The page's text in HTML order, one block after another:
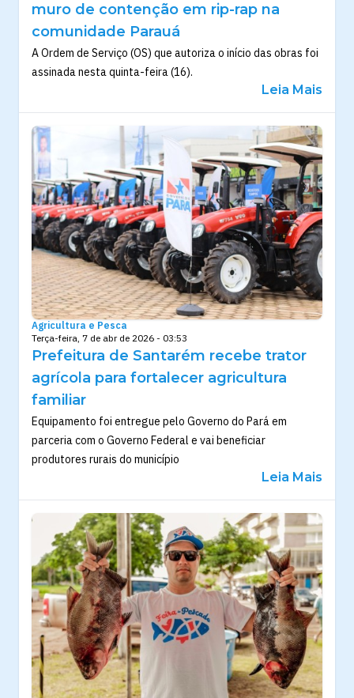
muro de contenção em rip-rap na
comunidade Parauá
A Ordem de Serviço (OS) que autoriza o início das obras foi
assinada nesta quinta-feira (16).
Leia Mais
Agricultura e Pesca
Terça-feira, 7 de abr de 2026 - 03:53
Prefeitura de Santarém recebe trator
agrícola para fortalecer agricultura
familiar
Equipamento foi entregue pelo Governo do Pará em
parceria com o Governo Federal e vai beneficiar
produtores rurais do município
Leia Mais